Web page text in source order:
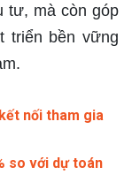
tư, mà còn góp
triển bền vững
nối tham gia
so với dự toán